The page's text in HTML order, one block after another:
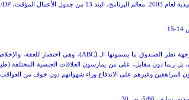
DP
/
ABC)، وهي اختصار للعفة،
بل ربما دون مقابل، على من يمارسون العلاقات الجنسية المختلفة
المراهقين وغيرهم على الاندفاع وراء شهواتهم دون خوف من العواقب.